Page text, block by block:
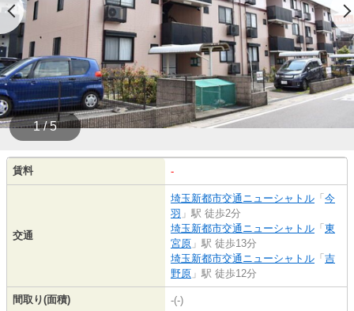
1 / 5
賃料 -
交通
埼玉新都市交通ニューシャトル 「 今
羽 」駅 徒歩2分
埼玉新都市交通ニューシャトル 「 東
宮原 」駅 徒歩13分
埼玉新都市交通ニューシャトル 「 吉
野原 」駅 徒歩12分
間取り(面積) -(-)